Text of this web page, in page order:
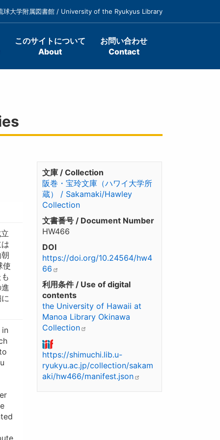
球大学附属図書館 / University of the Ryukyus Library
このサイトについて
About
お問い合わせ
Contact
使
文庫 / Collection
阪巻・宝玲文庫（ハワイ大学所
蔵） / Sakamaki/Hawley
Collection
文書番号 / Document Number
HW466
DOI
https://doi.org/10.24564/hw4
66
利用条件 / Use of digital
contents
the University of Hawaii at
Manoa Library Okinawa
Collection
https://shimuchi.lib.u-
ryukyu.ac.jp/collection/sakam
aki/hw466/manifest.json